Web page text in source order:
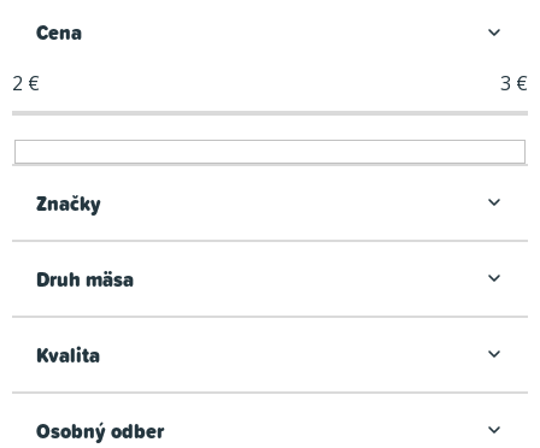
i
e
p
r
d
k
o
Cena
2 € 3 €
Značky
Druh mäsa
Kvalita
Osobný odber